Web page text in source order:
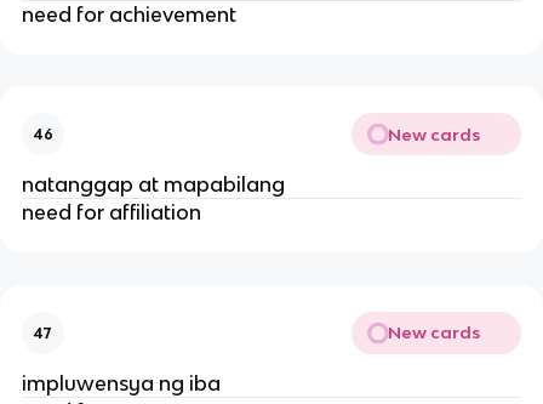
need for achievement
46 New cards
natanggap at mapabilang
need for affiliation
47 New cards
impluwensya ng iba